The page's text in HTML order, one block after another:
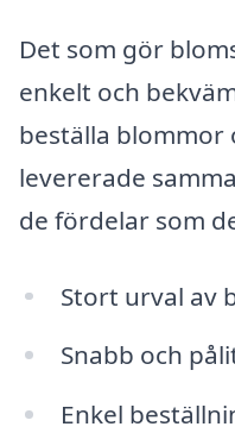
Det som gör
enkelt och
beställa blommor
levererade
de fördelar som
Stort urval av
Snabb och
Enkel